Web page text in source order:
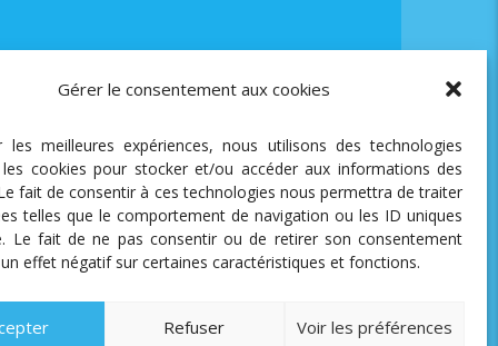
Gérer le consentement aux cookies
les meilleures expériences, nous utilisons des technologies
cookies pour stocker et/ou accéder aux informations des
fait de consentir à ces technologies nous permettra de traiter
telles que le comportement de navigation ou les ID uniques
Le fait de ne pas consentir ou de retirer son consentement
effet négatif sur certaines caractéristiques et fonctions.
Refuser Voir les préférences